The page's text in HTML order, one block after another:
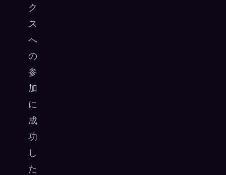
ク
ス
へ
の
参
加
に
成
功
し
た